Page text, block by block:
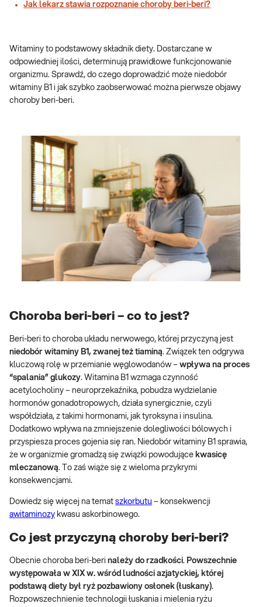
Jak lekarz stawia rozpoznanie choroby beri-beri?
Witaminy to podstawowy składnik diety. Dostarczane w
odpowiedniej ilości, determinują prawidłowe funkcjonowanie
organizmu. Sprawdź, do czego doprowadzić może niedobór
witaminy B1 i jak szybko zaobserwować można pierwsze objawy
choroby beri-beri.
Choroba beri-beri – co to jest?
Beri-beri to choroba układu nerwowego, której przyczyną jest
niedobór witaminy B1, zwanej też tiaminą. Związek ten odgrywa
kluczową rolę w przemianie węglowodanów – wpływa na proces
“spalania” glukozy. Witamina B1 wzmaga czynność
acetylocholiny – neuroprzekaźnika, pobudza wydzielanie
hormonów gonadotropowych, działa synergicznie, czyli
współdziała, z takimi hormonami, jak tyroksyna i insulina.
Dodatkowo wpływa na zmniejszenie dolegliwości bólowych i
przyspiesza proces gojenia się ran. Niedobór witaminy B1 sprawia,
że w organizmie gromadzą się związki powodujące kwasicę
mleczanową. To zaś wiąże się z wieloma przykrymi
konsekwencjami.
Dowiedz się więcej na temat szkorbutu – konsekwencji
awitaminozy kwasu askorbinowego.
Co jest przyczyną choroby beri-beri?
Obecnie choroba beri-beri należy do rzadkości. Powszechnie
występowała w XIX w. wśród ludności azjatyckiej, której
podstawą diety był ryż pozbawiony osłonek (łuskany).
Rozpowszechnienie technologii łuskania i mielenia ryżu